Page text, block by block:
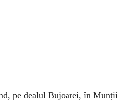
pe dealul Bujoarei, în Munții